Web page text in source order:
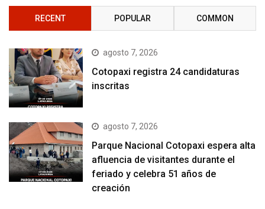
RECENT POPULAR COMMON
agosto 7, 2026
Cotopaxi registra 24 candidaturas
inscritas
agosto 7, 2026
Parque Nacional Cotopaxi espera alta
afluencia de visitantes durante el
feriado y celebra 51 años de
creación